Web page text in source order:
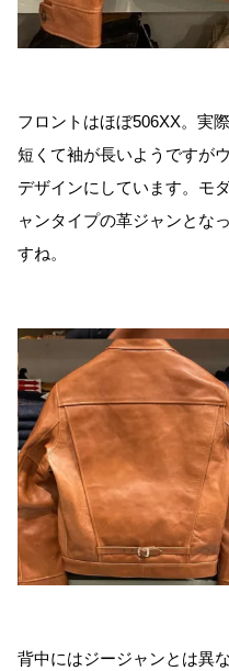
フロントはほぼ506XX。実
短くて袖が長いようですが
デザインにしています。モ
ャンタイプの革ジャンとな
すね。
背中にはジージャンとは異